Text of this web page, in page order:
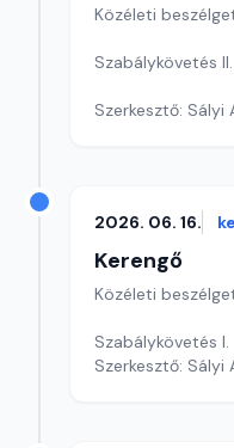
Közéleti
Szabálykövetés II.
Szerkesztő: Sályi
2026. 06. 16.
Kerengő
Közéleti
Szabálykövetés I.
Szerkesztő: Sályi